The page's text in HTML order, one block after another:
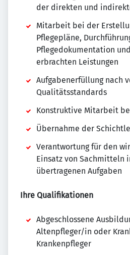
der direkten und
Mitarbeit bei der
Pflegepläne,
Pflegedokumentation
erbrachten Leistungen
Aufgabenerfüllung nach
Qualitätsstandards
Konstruktive Mitarbeit
Übernahme der
Verantwortung für den
Einsatz von Sachmitteln
übertragenen Aufgaben
Ihre Qualifikationen
Abgeschlossene
Altenpfleger/in oder
Krankenpfleger